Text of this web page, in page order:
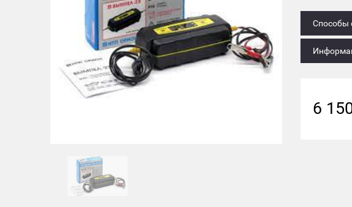
Способы
6